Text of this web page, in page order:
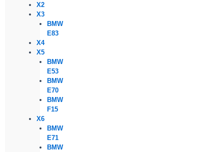
X2
X3
BMW
E83
X4
X5
BMW
E53
BMW
E70
BMW
F15
X6
BMW
E71
BMW